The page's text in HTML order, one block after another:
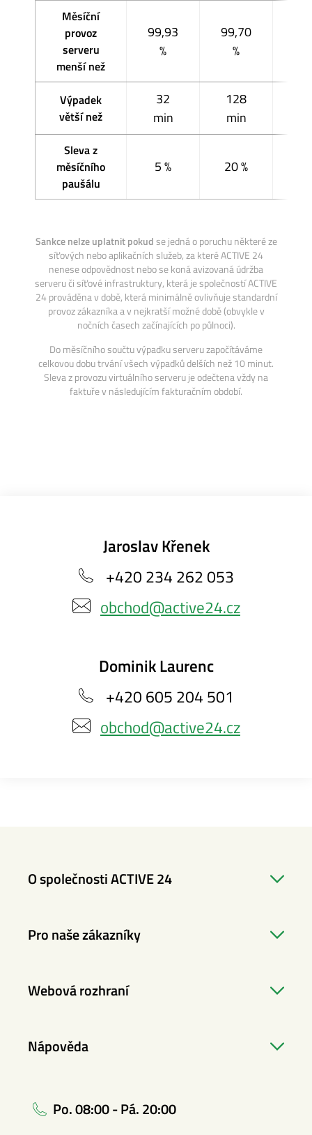
Měsíční
provoz
serveru
menší než
99,93
%
99,70
%
Výpadek
větší než
32
min
128
min
Sleva z
měsíčního
paušálu
5 % 20 %
Sankce nelze uplatnit pokud se jedná o poruchu některé ze
síťových nebo aplikačních služeb, za které ACTIVE 24
nenese odpovědnost nebo se koná avizovaná údržba
serveru či síťové infrastruktury, která je společností ACTIVE
24 prováděna v době, která minimálně ovlivňuje standardní
provoz zákazníka a v nejkratší možné době (obvykle v
nočních časech začínajících po půlnoci).
Do měsíčního součtu výpadku serveru započítáváme
celkovou dobu trvání všech výpadků delších než 10 minut.
Sleva z provozu virtuálního serveru je odečtena vždy na
faktuře v následujícím fakturačním období.
Jaroslav Křenek
+420 234 262 053
obchod@active24.cz
Dominik Laurenc
+420 605 204 501
obchod@active24.cz
O společnosti ACTIVE 24
Pro naše zákazníky
Webová rozhraní
Nápověda
Po. 08:00 - Pá. 20:00